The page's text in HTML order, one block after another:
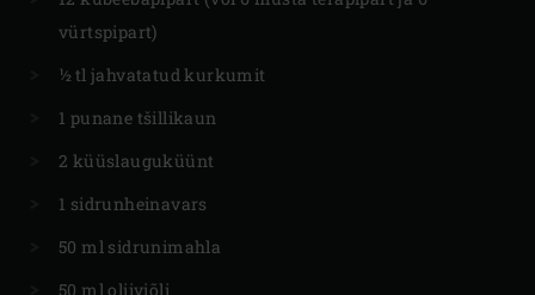
vürtspipart)
½ tl jahvatatud kurkumit
1 punane tšillikaun
2 küüslauguküünt
1 sidrunheinavars
50 ml sidrunimahla
50 ml oliiviõli